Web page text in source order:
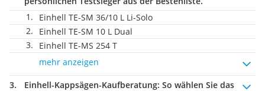
Einhell TE-SM 36/10 L Li-Solo
Einhell TE-SM 10 L Dual
Einhell TE-MS 254 T
mehr anzeigen
Einhell-Kappsägen-Kaufberatung: So wählen Sie das